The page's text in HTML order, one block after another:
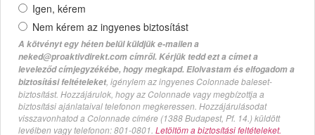
Igen, kérem
Nem kérem az ingyenes biztosítást
A kötvényt egy héten belül küldjük e-mailen a
neked@proaktivdirekt.com címről. Kérjük tedd ezt a címet a
leveleződ címjegyzékébe, hogy megkapd. Elolvastam és elfogadom a
biztosítási feltételeket, igénylem az ingyenes Colonnade baleset-
biztosítást. Hozzájárulok, hogy az Colonnade vagy megbízottja a
biztosítási ajánlataival telefonon megkeressen. Hozzájárulásodat
visszavonhatod a Colonnade címére (1388 Budapest, Pf. 14.) küldött
levélben vagy telefonon: 801-0801. Letöltöm a biztosítási feltételeket.